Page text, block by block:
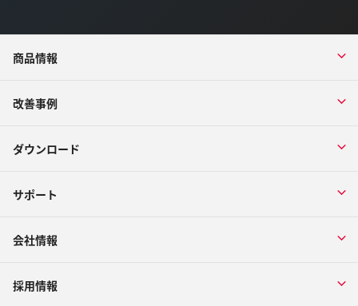
商品情報
改善事例
ダウンロード
サポート
会社情報
採用情報